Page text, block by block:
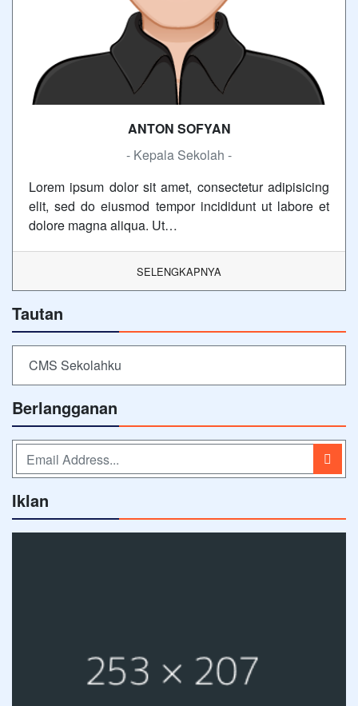
ANTON SOFYAN
- Kepala Sekolah -
Lorem ipsum dolor sit amet, consectetur adipisicing
elit, sed do eiusmod tempor incididunt ut labore et
dolore magna aliqua. Ut…
SELENGKAPNYA
Tautan
CMS Sekolahku
Berlangganan
Iklan